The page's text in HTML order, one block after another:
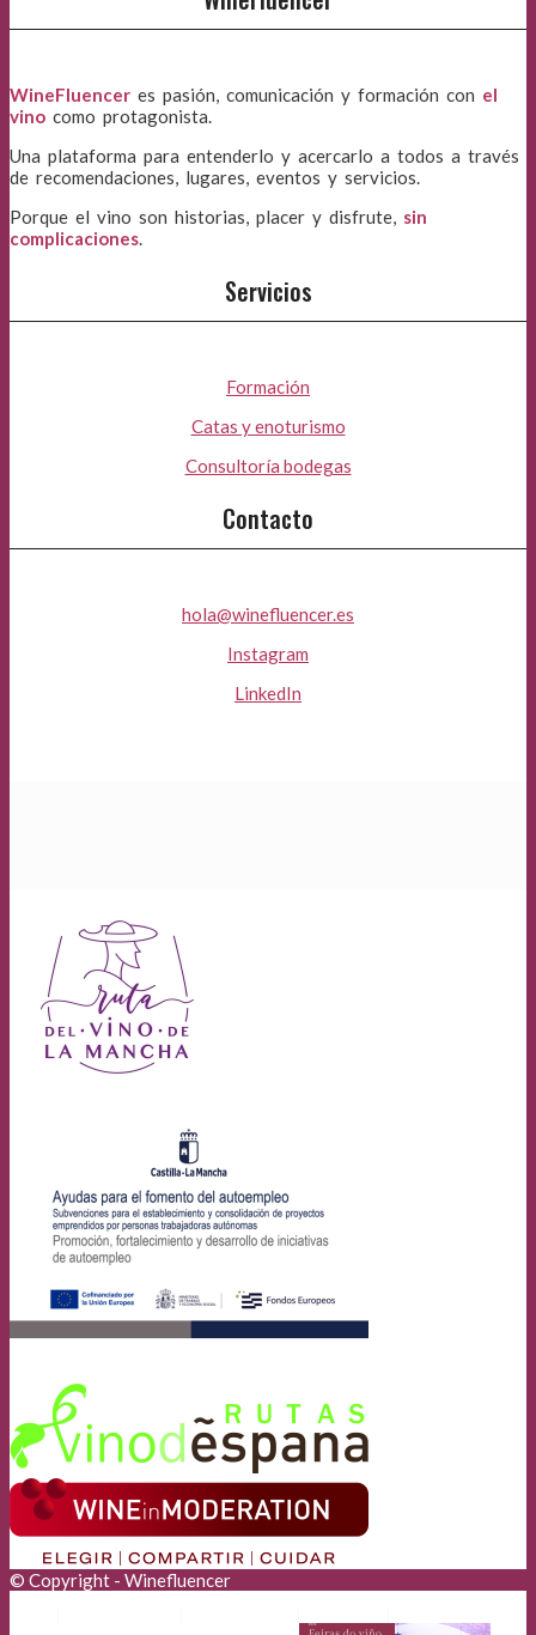
WineFluencer es pasión, comunicación y formación con el
vino como protagonista.
Una plataforma para entenderlo y acercarlo a todos a través
de recomendaciones, lugares, eventos y servicios.
Porque el vino son historias, placer y disfrute, sin
complicaciones.
Servicios
Formación
Catas y enoturismo
Consultoría bodegas
Contacto
hola@winefluencer.es
Instagram
LinkedIn
© Copyright - Winefluencer
Cookies Privacidad